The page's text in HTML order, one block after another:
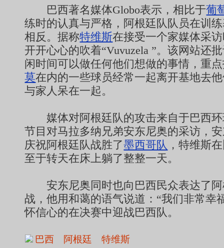
巴西著名媒体Globo表示，相比于葡
练时的认真与严格，阿根廷队队员在训
相反。据称特维斯在接受一个家媒体采
开开心心的吹着“Vuvuzela ”。该网站还
闲时间可以做任何他们想做的事情，重
莫在内的一些球员经常一起离开基地去
与家人呆在一起。
媒体对阿根廷队的攻击来自于巴西环
节目对马拉多纳兄弟安东尼奥的采访，
庆祝阿根廷队战胜了墨西哥队 ，特维斯
至于转天在床上躺了整整一天。
安东尼奥同时也向巴西民众表达了阿
战，他用和蔼的语气说道：“我们非常幸
怀信心的在决赛中迎战巴西队。
巴西 阿根廷 特维斯